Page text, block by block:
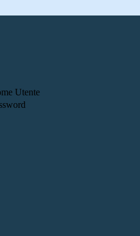
Utente